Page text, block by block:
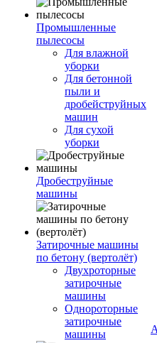
Промышленные
пылесосы
Для влажной
уборки
Для бетонной
пыли и
дробейструйных
машин
Для сухой
уборки
Дробеструйные
машины
Затирочные машины
по бетону (вертолёт)
Двухроторные
затирочные
машины
Однороторные
затирочные
машины